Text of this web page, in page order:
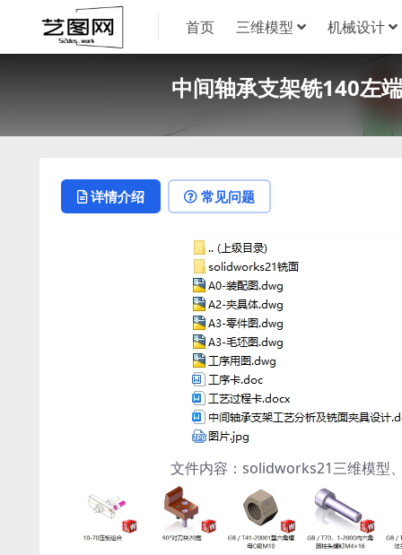
首页 三维模型 机械设计
中间轴承支架铣140左
详情介绍 常见问题
文件内容：solidworks21三维模型